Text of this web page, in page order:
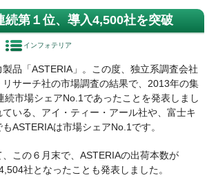
e
e
n
続第１位、導入4,500社を突破
インフォテリア
品「ASTERIA」。この度、独立系調査会社
サーチ社の市場調査の結果で、2013年の集
続市場シェアNo.1であったことを発表しまし
いる、アイ・ティー・アール社や、富士キ
ASTERIAは市場シェアNo.1です。
この６月末で、ASTERIAの出荷本数が
社となったことも発表しました。